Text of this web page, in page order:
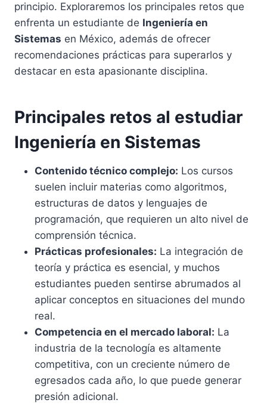
principio. Exploraremos los principales retos que
enfrenta un estudiante de Ingeniería en
Sistemas en México, además de ofrecer
recomendaciones prácticas para superarlos y
destacar en esta apasionante disciplina.
Principales retos al estudiar
Ingeniería en Sistemas
Contenido técnico complejo: Los cursos
suelen incluir materias como algoritmos,
estructuras de datos y lenguajes de
programación, que requieren un alto nivel de
comprensión técnica.
Prácticas profesionales: La integración de
teoría y práctica es esencial, y muchos
estudiantes pueden sentirse abrumados al
aplicar conceptos en situaciones del mundo
real.
Competencia en el mercado laboral: La
industria de la tecnología es altamente
competitiva, con un creciente número de
egresados cada año, lo que puede generar
presión adicional.